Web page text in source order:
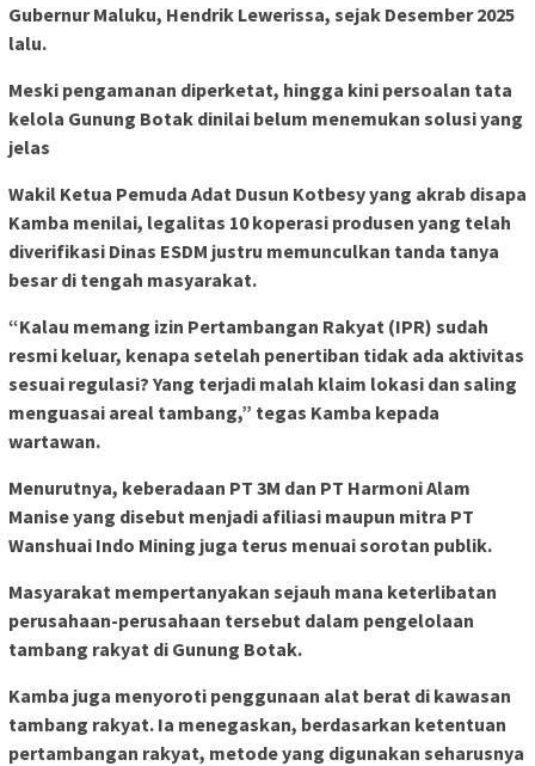
Gubernur Maluku, Hendrik Lewerissa, sejak Desember 2025
lalu.
Meski pengamanan diperketat, hingga kini persoalan tata
kelola Gunung Botak dinilai belum menemukan solusi yang
jelas
Wakil Ketua Pemuda Adat Dusun Kotbesy yang akrab disapa
Kamba menilai, legalitas 10 koperasi produsen yang telah
diverifikasi Dinas ESDM justru memunculkan tanda tanya
besar di tengah masyarakat.
“Kalau memang izin Pertambangan Rakyat (IPR) sudah
resmi keluar, kenapa setelah penertiban tidak ada aktivitas
sesuai regulasi? Yang terjadi malah klaim lokasi dan saling
menguasai areal tambang,” tegas Kamba kepada
wartawan.
Menurutnya, keberadaan PT 3M dan PT Harmoni Alam
Manise yang disebut menjadi afiliasi maupun mitra PT
Wanshuai Indo Mining juga terus menuai sorotan publik.
Masyarakat mempertanyakan sejauh mana keterlibatan
perusahaan-perusahaan tersebut dalam pengelolaan
tambang rakyat di Gunung Botak.
Kamba juga menyoroti penggunaan alat berat di kawasan
tambang rakyat. Ia menegaskan, berdasarkan ketentuan
pertambangan rakyat, metode yang digunakan seharusnya